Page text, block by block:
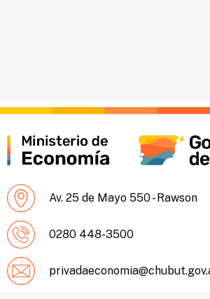
Av. 25 de Mayo 550 - Rawson
0280 448-3500